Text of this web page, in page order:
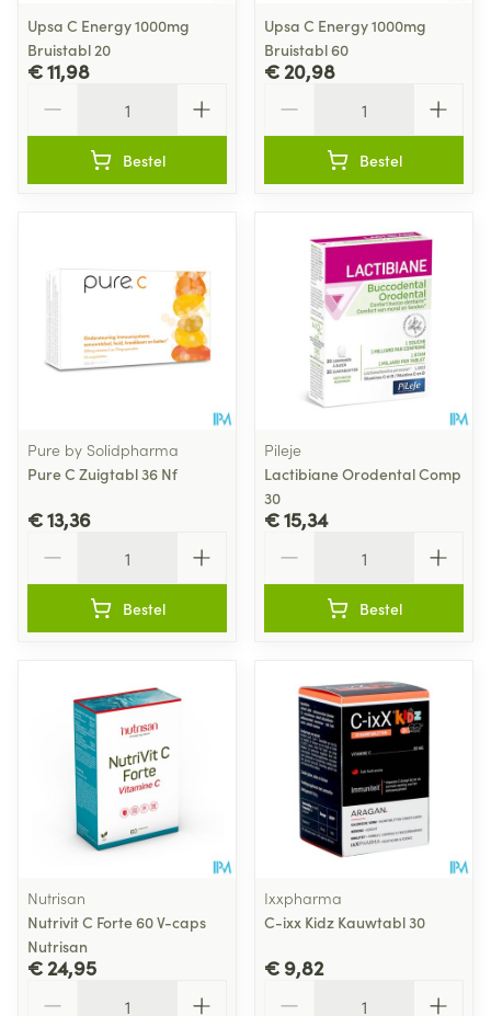
Upsa C Energy 1000mg
Bruistabl 20
€ 11,98
Bestel
Upsa C Energy 1000mg
Bruistabl 60
€ 20,98
Bestel
Pure by Solidpharma
Pure C Zuigtabl 36 Nf
€ 13,36
Bestel
Pileje
Lactibiane Orodental Comp
30
€ 15,34
Bestel
Nutrisan
Nutrivit C Forte 60 V-caps
Nutrisan
€ 24,95
Ixxpharma
C-ixx Kidz Kauwtabl 30
€ 9,82